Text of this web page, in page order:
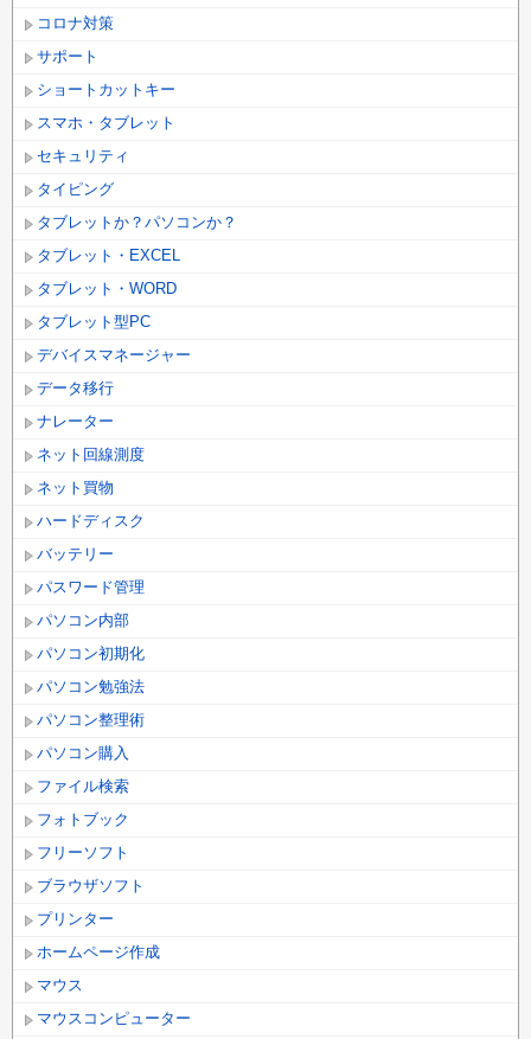
コロナ対策
サポート
ショートカットキー
スマホ・タブレット
セキュリティ
タイピング
タブレットか？パソコンか？
タブレット・EXCEL
タブレット・WORD
タブレット型PC
デバイスマネージャー
データ移行
ナレーター
ネット回線測度
ネット買物
ハードディスク
バッテリー
パスワード管理
パソコン内部
パソコン初期化
パソコン勉強法
パソコン整理術
パソコン購入
ファイル検索
フォトブック
フリーソフト
ブラウザソフト
プリンター
ホームページ作成
マウス
マウスコンピューター